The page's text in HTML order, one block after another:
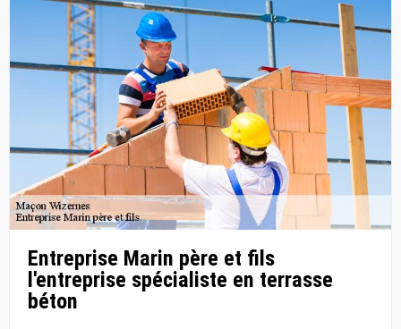
Entreprise Marin père et fils
l'entreprise spécialiste en terrasse
béton